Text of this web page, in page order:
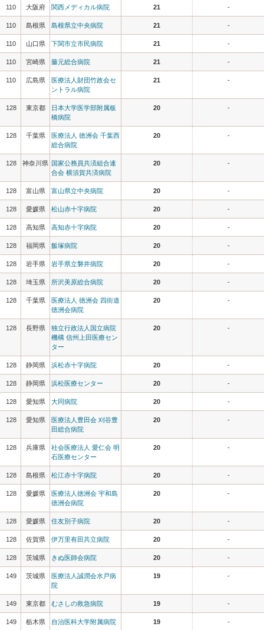
110 大阪府 関西メディカル病院 21 -
110 島根県 島根県立中央病院 21 -
110 山口県 下関市立市民病院 21 -
110 宮崎県 藤元総合病院 21 -
110 広島県
医療法人財団竹政会セ
ントラル病院
21 -
128 東京都
日本大学医学部附属板
橋病院
20 -
128 千葉県
医療法人 徳洲会 千葉西
総合病院
20 -
128 神奈川県 国家公務員共済組合連
合会 横須賀共済病院
20 -
128 富山県 富山県立中央病院 20 -
128 愛媛県 松山赤十字病院 20 -
128 高知県 高知赤十字病院 20 -
128 福岡県 飯塚病院 20 -
128 岩手県 岩手県立磐井病院 20 -
128 埼玉県 所沢美原総合病院 20 -
128 千葉県
医療法人 徳洲会 四街道
徳洲会病院
20 -
128 長野県
独立行政法人国立病院
機構 信州上田医療セン
ター
20 -
128 静岡県 浜松赤十字病院 20 -
128 静岡県 浜松医療センター 20 -
128 愛知県 大同病院 20 -
128 愛知県
医療法人豊田会 刈谷豊
田総合病院
20 -
128 兵庫県
社会医療法人 愛仁会 明
石医療センター
20 -
128 島根県 松江赤十字病院 20 -
128 愛媛県
医療法人徳洲会 宇和島
徳洲会病院
20 -
128 愛媛県 住友別子病院 20 -
128 佐賀県 伊万里有田共立病院 20 -
128 茨城県 きぬ医師会病院 20 -
149 茨城県
医療法人誠潤会水戸病
院
19 -
149 東京都 むさしの救急病院 19 -
149 栃木県 自治医科大学附属病院 19 -